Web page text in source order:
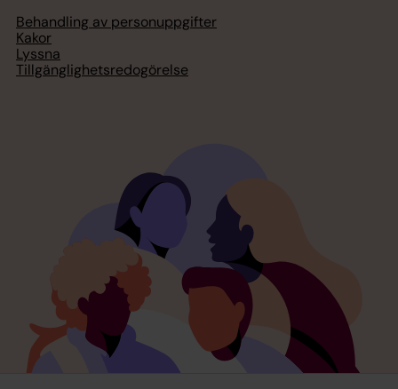
Behandling av personuppgifter
Kakor
Lyssna
Tillgänglighetsredogörelse